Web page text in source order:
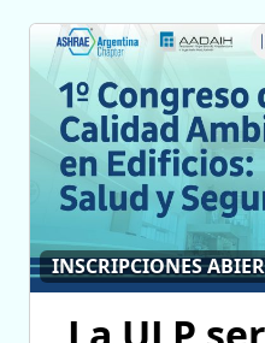
INSCRIPCIONES